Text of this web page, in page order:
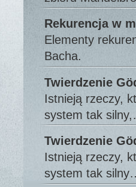
Rekurencja w
Elementy
Bacha.
Twierdzenie
Istnieją rzeczy,
system tak
Twierdzenie
Istnieją rzeczy,
system tak